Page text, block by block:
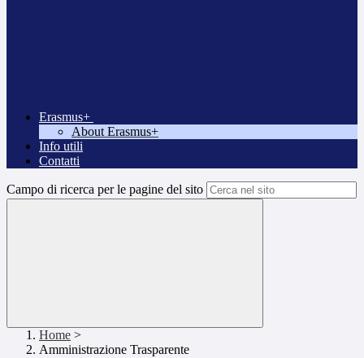
Erasmus+
About Erasmus+
Info utili
Contatti
Campo di ricerca per le pagine del sito
Home >
Amministrazione Trasparente